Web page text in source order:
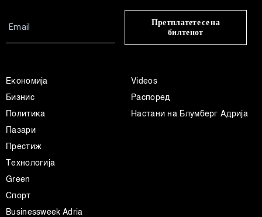
Претплатете се на
билтенот
Економија
Бизнис
Политика
Пазари
Престиж
Технологија
Green
Спорт
Businessweek Adria
Videos
Распоред
Настани на Блумберг Адрија